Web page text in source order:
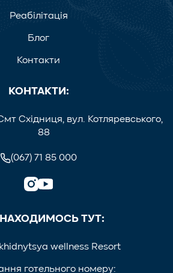
Реабілітація
Блог
Контакти
КОНТАКТИ:
Східниця, вул. Котляревського,
88
(067) 71 85 000
ТУТ:
wellness Resort
готельного номеру: